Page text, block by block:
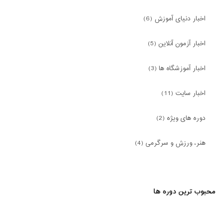
اخبار دنیای آموزش (6)
اخبار آزمون آنلاین (5)
اخبار آموزشگاه ها (3)
اخبار سایت (11)
دوره های ویژه (2)
هنر، ورزش و سرگرمی (4)
محبوب ترین دوره ها